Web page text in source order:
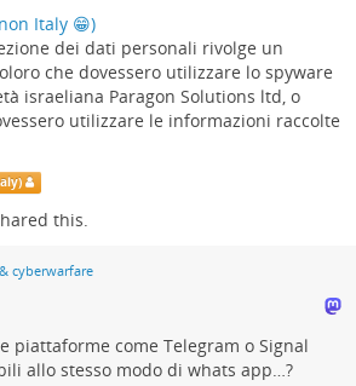
Italy 😁)
dei dati personali rivolge un
che dovessero utilizzare lo spyware
israeliana Paragon Solutions ltd, o
utilizzare le informazioni raccolte
this.
cyberwarfare
piattaforme come Telegram o Signal
allo stesso modo di whats app…?